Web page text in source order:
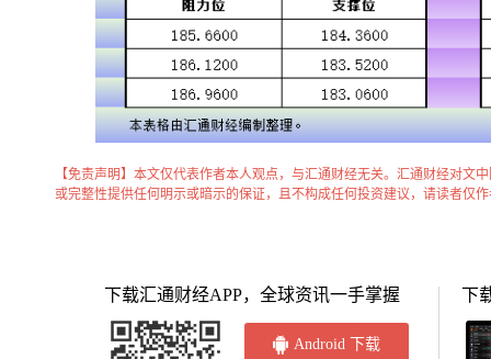
【免责声明】本文仅代表作者本人观点，与汇通财经无关。汇通财经对文
或完整性提供任何明示或暗示的保证，且不构成任何投资建议，请读者仅
下载汇通财经APP，全球资讯一手掌握
Android 下载
下